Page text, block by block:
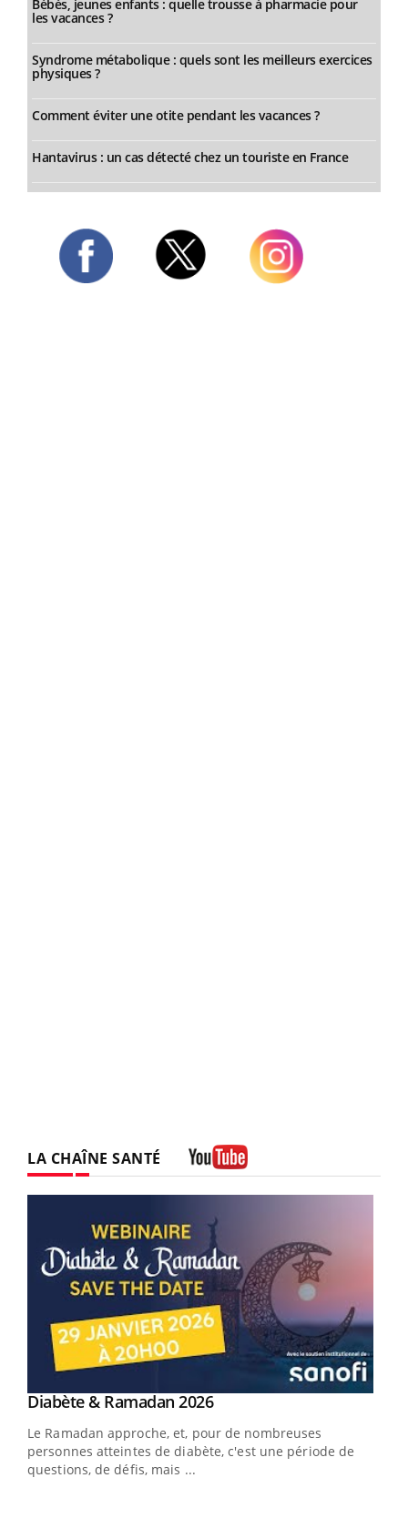
Bébés, jeunes enfants : quelle trousse à pharmacie pour
les vacances ?
Syndrome métabolique : quels sont les meilleurs exercices
physiques ?
Comment éviter une otite pendant les vacances ?
Hantavirus : un cas détecté chez un touriste en France
LA CHAÎNE SANTÉ
Youtube
Diabète & Ramadan 2026Youtube
Le Ramadan approche, et, pour de nombreuses
personnes atteintes de diabète, c'est une période de
questions, de défis, mais ...